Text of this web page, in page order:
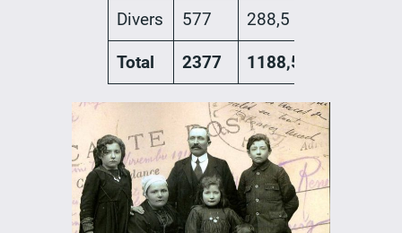
Divers 577 288,5
Total 2377 1188,5